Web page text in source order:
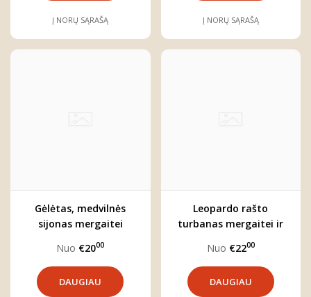
Į NORŲ SĄRAŠĄ Į NORŲ SĄRAŠĄ
Gėlėtas, medvilnės
sijonas mergaitei
Nuo €2000
DAUGIAU
Leopardo rašto
turbanas mergaitei ir
Nuo €2200
DAUGIAU